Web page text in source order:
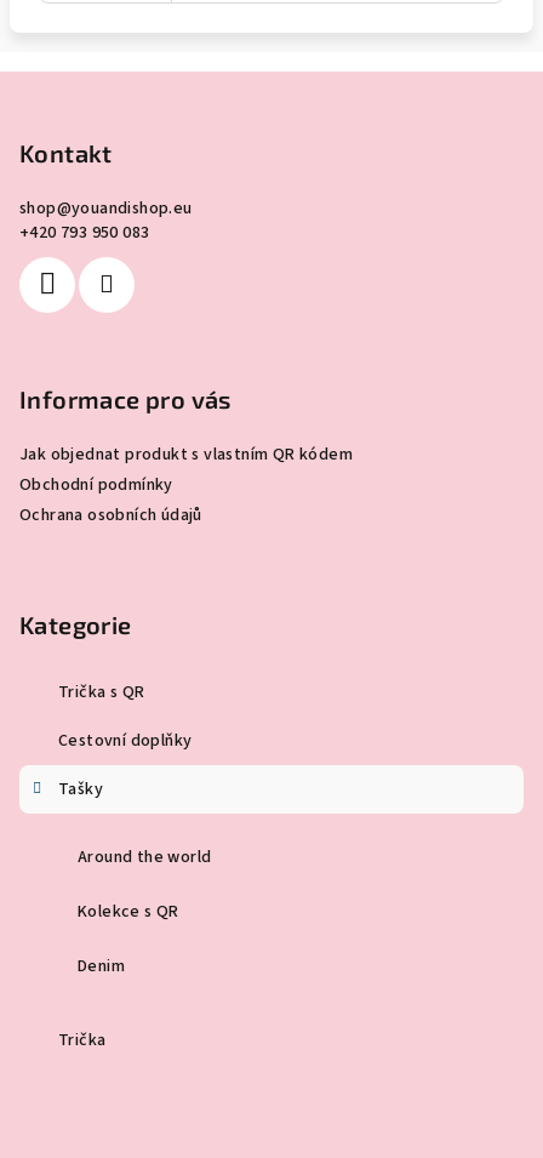
Kontakt
shop@youandishop.eu
+420 793 950 083
Informace pro vás
Jak objednat produkt s vlastním QR kódem
Obchodní podmínky
Ochrana osobních údajů
Kategorie
Trička s QR
Cestovní doplňky
Tašky
Around the world
Kolekce s QR
Denim
Trička